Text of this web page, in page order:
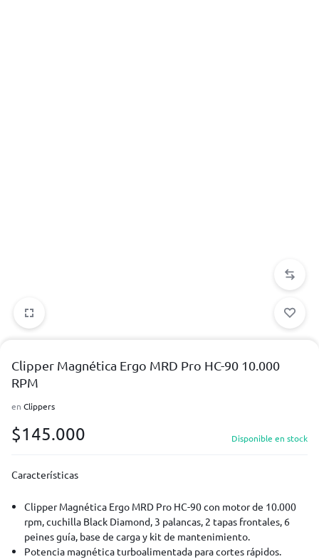
Clipper Magnética Ergo MRD Pro HC-90 10.000
RPM
en Clippers
$145.000 Disponible en stock
Características
Clipper Magnética Ergo MRD Pro HC-90 con motor de 10.000
rpm, cuchilla Black Diamond, 3 palancas, 2 tapas frontales, 6
peines guía, base de carga y kit de mantenimiento.
Potencia magnética turboalimentada para cortes rápidos.